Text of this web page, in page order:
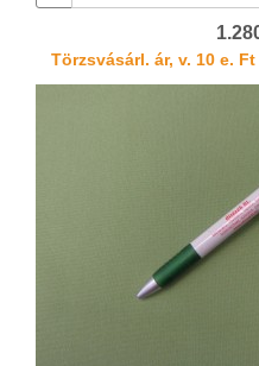
Törzsvásárl. ár, v. 10 e.